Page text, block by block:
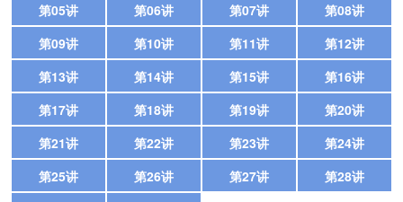
第05讲
第06讲 第07讲
第08讲
第09讲
第10讲 第11讲
第12讲
第13讲
第14讲 第15讲
第16讲
第17讲
第18讲 第19讲
第20讲
第21讲
第22讲 第23讲
第24讲
第25讲
第26讲 第27讲
第28讲